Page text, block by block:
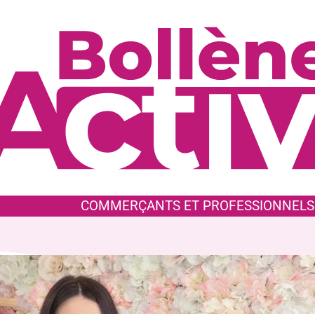
COMMERÇANTS ET PROFESSIONNELS